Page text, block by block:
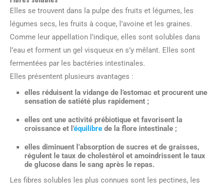
Elles se trouvent dans la pulpe des fruits et légumes, les
légumes secs, les fruits à coque, l’avoine et les graines.
Comme leur appellation l’indique, elles sont solubles dans
l’eau et forment un gel visqueux en s’y mêlant. Elles sont
fermentées par les bactéries intestinales.
Elles présentent plusieurs avantages :
elles réduisent la vidange de l’estomac et procurent une
sensation de satiété plus rapidement ;
elles ont une activité prébiotique et favorisent la
croissance et l’équilibre de la flore intestinale ;
elles diminuent l’absorption de sucres et de graisses,
régulent le taux de cholestérol et amoindrissent le taux
de glucose dans le sang après le repas.
Les fibres solubles les plus connues sont les pectines, les